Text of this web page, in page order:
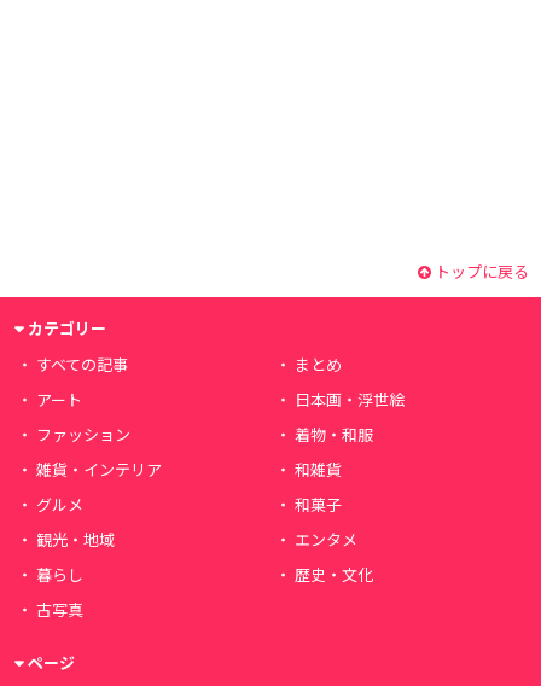
トップに戻る
カテゴリー
すべての記事
まとめ
アート
日本画・浮世絵
ファッション
着物・和服
雑貨・インテリア
和雑貨
グルメ
和菓子
観光・地域
エンタメ
暮らし
歴史・文化
古写真
ページ